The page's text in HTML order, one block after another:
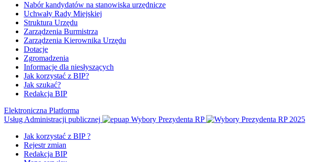
Nabór kandydatów na stanowiska urzędnicze
Uchwały Rady Miejskiej
Struktura Urzędu
Zarządzenia Burmistrza
Zarządzenia Kierownika Urzędu
Dotacje
Zgromadzenia
Informacje dla niesłyszących
Jak korzystać z BIP?
Jak szukać?
Redakcja BIP
Elektroniczna Platforma
Usług Administracji publicznej
Wybory Prezydenta RP
Jak korzystać z BIP ?
Rejestr zmian
Redakcja BIP